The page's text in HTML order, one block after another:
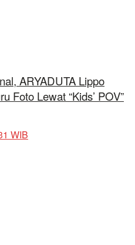
ARYADUTA Lippo
Foto Lewat “Kids’ POV”
WIB